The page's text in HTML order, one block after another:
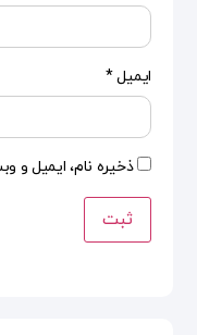
ایمیل*
ذخیره نام، ایمیل و